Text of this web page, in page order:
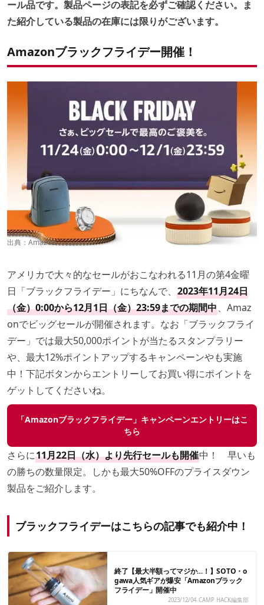
ール品です。製品ページの表記を必ずご確認ください。ま
た紹介している製品の在庫には限りがございます。
Amazonブラックフライデー開催！
出典： Amazon
アメリカで大々的なセールがおこなわれる11月の第4金曜
日「ブラックフライデー」にちなんで、 2023年11月24日
（金）0:00から12月1日（金）23:59までの期間中、Amaz
onでビッグセールが開催されます。なお「ブラックフライ
デー」では最大50,000ポイントが当たるスタンプラリー
や、最大12%ポイントアップするキャンペーンやも実施
中！下記ボタンからエントリーしてお買い得にポイントを
ゲットしてくださいね。
「Amazonブラックフライデー」キャンペーンエントリーはこ
ちら
さらに11月22日（水）より先行セールも開催中！ 早いも
の勝ちの数量限定。しかも最大50%OFFのプライスダウン
製品をご紹介します。
ブラックフライデーはこちらの記事でも紹介中！
終了【最大半額ってマジか…！】SOTO・o
gawa人気ギアが爆安「Amazonブラック
フライデー」開催中
2023/12/04 CAMP HACK編集部